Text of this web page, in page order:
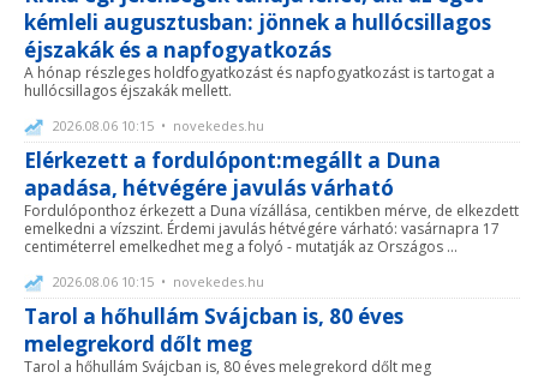
kémleli augusztusban: jönnek a hullócsillagos
éjszakák és a napfogyatkozás
A hónap részleges holdfogyatkozást és napfogyatkozást is tartogat a
hullócsillagos éjszakák mellett.
2026.08.06 10:15 • novekedes.hu
Elérkezett a fordulópont:megállt a Duna
apadása, hétvégére javulás várható
Fordulóponthoz érkezett a Duna vízállása, centikben mérve, de elkezdett
emelkedni a vízszint. Érdemi javulás hétvégére várható: vasárnapra 17
centiméterrel emelkedhet meg a folyó - mutatják az Országos ...
2026.08.06 10:15 • novekedes.hu
Tarol a hőhullám Svájcban is, 80 éves
melegrekord dőlt meg
Tarol a hőhullám Svájcban is, 80 éves melegrekord dőlt meg